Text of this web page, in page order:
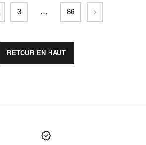
3 … 86 Suivant
RETOUR EN HAUT